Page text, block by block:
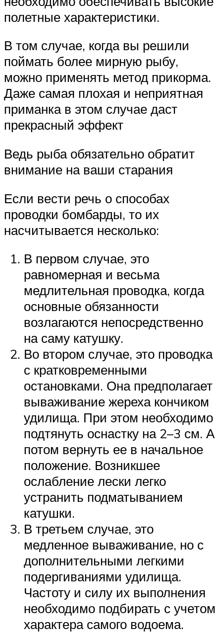
полетные характеристики.
В том случае, когда вы решили
поймать более мирную рыбу,
можно применять метод прикорма.
Даже самая плохая и неприятная
приманка в этом случае даст
прекрасный эффект
Ведь рыба обязательно обратит
внимание на ваши старания
Если вести речь о способах
проводки бомбарды, то их
насчитывается несколько:
В первом случае, это
равномерная и весьма
медлительная проводка, когда
основные обязанности
возлагаются непосредственно
на саму катушку.
Во втором случае, это проводка
с кратковременными
остановками. Она предполагает
вываживание жереха кончиком
удилища. При этом необходимо
подтянуть оснастку на 2–3 см. А
потом вернуть ее в начальное
положение. Возникшее
ослабление лески легко
устранить подматыванием
катушки.
В третьем случае, это
медленное вываживание, но с
дополнительными легкими
подергиваниями удилища.
Частоту и силу их выполнения
необходимо подбирать с учетом
характера самого водоема.